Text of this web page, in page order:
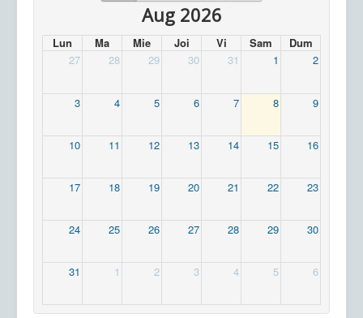
Aug 2026
Lun Ma Mie Joi Vi Sam
Dum
27
28 29 30 31 1 2
3 4 5 6 7 8 9
10 11 12 13 14 15 16
17 18 19 20 21 22 23
24 25 26 27 28 29 30
31 1 2 3 4 5 6